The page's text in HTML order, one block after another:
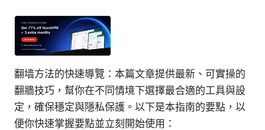
翻墙方法的快速導覽：本篇文章提供最新、可實操的
翻牆技巧，幫你在不同情境下選擇最合適的工具與設
定，確保穩定與隱私保護。以下是本指南的要點，以
便你快速掌握要點並立刻開始使用：